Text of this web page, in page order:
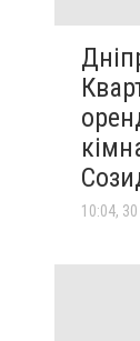
10:04,